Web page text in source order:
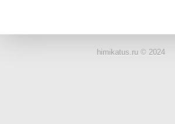
himikatus.ru © 2024